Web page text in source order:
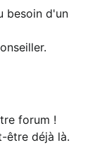
besoin d'un
forum !
être déjà là.